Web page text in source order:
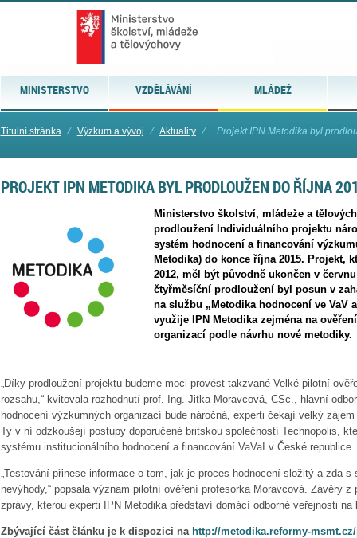
MINISTERSTVO VZDĚLÁVÁNÍ MLÁDEŽ
Titulní stránka ⁄ Výzkum a vývoj ⁄ Aktuality ⁄ Projekt IPN Metodika byl
PROJEKT IPN METODIKA BYL PRODLOUŽEN DO ŘÍJNA
Ministerstvo školství, mládeže a
prodloužení Individuálního projektu
systém hodnocení a financování
Metodika) do konce října 2015. Projekt,
2012, měl být původně ukončen v
čtyřměsíční prodloužení byl posun v
na službu „Metodika hodnocení ve VaV
využije IPN Metodika zejména na
organizací podle návrhu nové metodiky.
„Díky prodloužení projektu budeme moci provést takzvané Velké pilotní
rozsahu,“ kvitovala rozhodnutí prof. Ing. Jitka Moravcová, CSc., hlavní
hodnocení výzkumných organizací bude náročná, experti čekají velký
Ty v ní odzkoušejí postupy doporučené britskou společností Technopolis,
systému institucionálního hodnocení a financování VaVaI v České republice.
„Testování přinese informace o tom, jak je proces hodnocení složitý a zda s
nevýhody,“ popsala význam pilotní ověření profesorka Moravcová. Závěry z
zprávy, kterou experti IPN Metodika představí domácí odborné veřejnosti na
Zbývající část článku je k dispozici na http://metodika.reformy-